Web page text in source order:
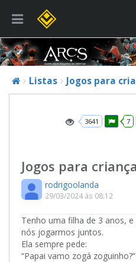
Listas Jogos para
3641 7
Jogos para
rodrigoolanda
29/03/2024 às 08:12
Tenho uma filha de 3 anos,
nós jogarmos juntos.
Ela sempre pede:
“Papai vamo zogá zoguinho?”